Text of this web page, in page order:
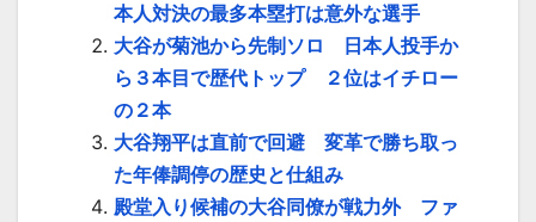
本人対決の最多本塁打は意外な選手
大谷が菊池から先制ソロ 日本人投手か
ら３本目で歴代トップ ２位はイチロー
の２本
大谷翔平は直前で回避 変革で勝ち取っ
た年俸調停の歴史と仕組み
殿堂入り候補の大谷同僚が戦力外 ファ